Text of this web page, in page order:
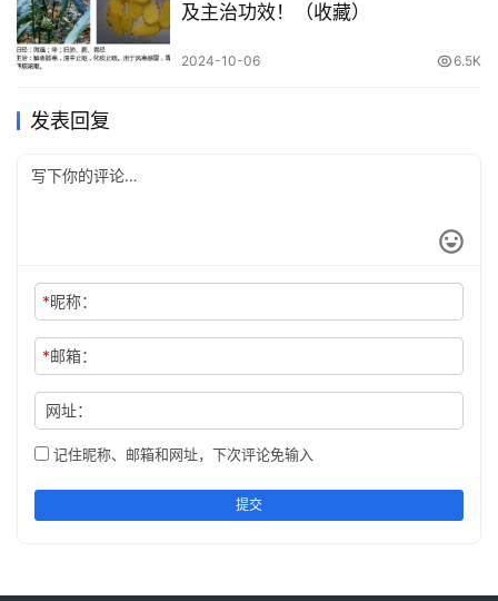
及主治功效！（收藏）
2024-10-06 6.5K
发表回复
*昵称：
*邮箱：
网址：
记住昵称、邮箱和网址，下次评论免输入
提交